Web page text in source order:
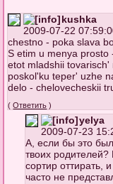
kushka
2009-07-22
chestno - poka slava
S etim u menya prosto
etot mladshii tovarisch'
poskol'ku teper' uzhe
delo - chelovecheskii
(Ответить )
yelya
2009-07-23
А, если бы это
твоих родителей?
сортир оттирать,
часто не